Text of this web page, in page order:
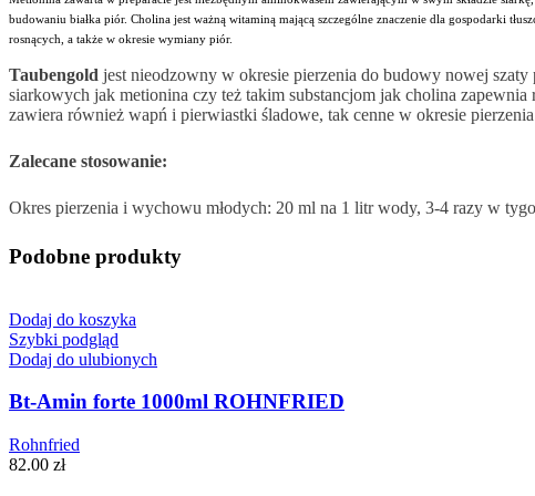
budowaniu białka piór. Cholina jest ważną witaminą mającą szczególne znaczenie dla gospodarki
rosnących, a także w okresie wymiany piór.
Taubengold jest nieodzowny w okresie pierzenia do budowy nowej
siarkowych jak metionina czy też takim substancjom jak cholina
zawiera również wapń i pierwiastki śladowe, tak cenne w okresie
Zalecane stosowanie:
Okres pierzenia i wychowu młodych: 20 ml na 1 litr wody, 3-4 razy w
Podobne produkty
Dodaj do koszyka
Szybki podgląd
Dodaj do ulubionych
Bt-Amin forte 1000ml ROHNFRIED
Rohnfried
82.00 zł